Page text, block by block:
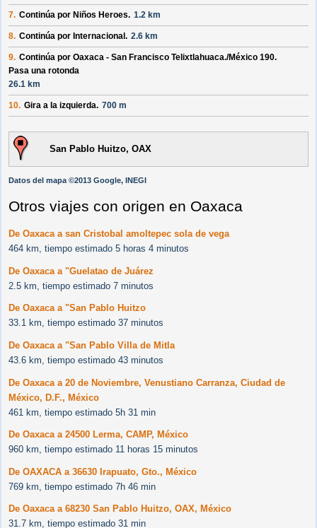
7. Continúa por Niños Heroes. 1.2 km
8. Continúa por Internacional . 2.6 km
9. Continúa por Oaxaca - San Francisco Telixtlahuaca./México 190.
Pasa una rotonda
26.1 km
10. Gira a la izquierda. 700 m
San Pablo Huitzo, OAX
Datos del mapa ©2013 Google, INEGI
Otros viajes con origen en Oaxaca
De Oaxaca a san Cristobal amoltepec sola de vega
464 km, tiempo estimado 5 horas 4 minutos
De Oaxaca a "Guelatao de Juárez
2.5 km, tiempo estimado 7 minutos
De Oaxaca a "San Pablo Huitzo
33.1 km, tiempo estimado 37 minutos
De Oaxaca a "San Pablo Villa de Mitla
43.6 km, tiempo estimado 43 minutos
De Oaxaca a 20 de Noviembre, Venustiano Carranza, Ciudad de
México, D.F., México
461 km, tiempo estimado 5h 31 min
De Oaxaca a 24500 Lerma, CAMP, México
960 km, tiempo estimado 11 horas 15 minutos
De OAXACA a 36630 Irapuato, Gto., México
769 km, tiempo estimado 7h 46 min
De Oaxaca a 68230 San Pablo Huitzo, OAX, México
31.7 km, tiempo estimado 31 min